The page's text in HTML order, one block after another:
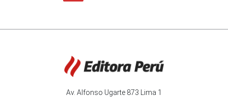
Av. Alfonso Ugarte 873 Lima 1